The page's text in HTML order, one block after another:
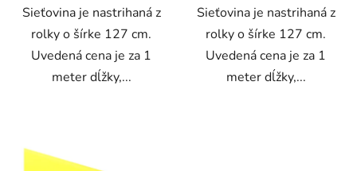
Sieťovina je nastrihaná z
rolky o šírke 127 cm.
Uvedená cena je za 1
meter dĺžky,...
Sieťovina je nastrihaná z
rolky o šírke 127 cm.
Uvedená cena je za 1
meter dĺžky,...